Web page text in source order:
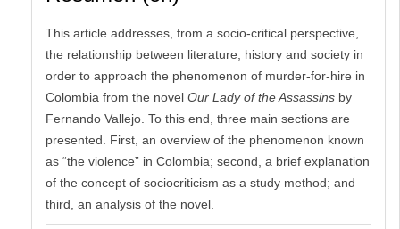
This article addresses, from a socio-critical perspective,
the relationship between literature, history and society in
order to approach the phenomenon of murder-for-hire in
Colombia from the novel Our Lady of the Assassins by
Fernando Vallejo. To this end, three main sections are
presented. First, an overview of the phenomenon known
as “the violence” in Colombia; second, a brief explanation
of the concept of sociocriticism as a study method; and
third, an analysis of the novel.